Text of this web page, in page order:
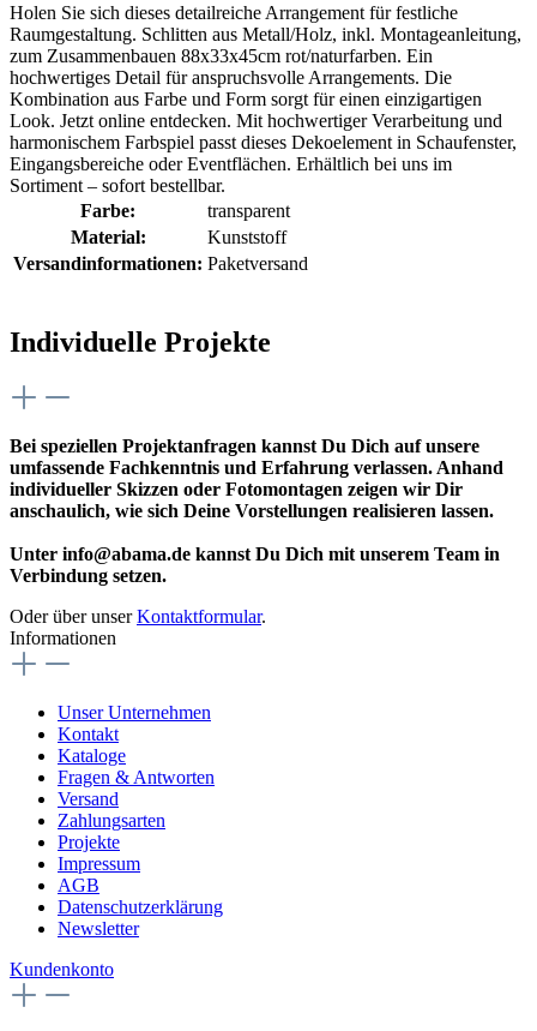
Holen Sie sich dieses detailreiche Arrangement für festliche
Raumgestaltung. Schlitten aus Metall/Holz, inkl. Montageanleitung,
zum Zusammenbauen 88x33x45cm rot/naturfarben. Ein
hochwertiges Detail für anspruchsvolle Arrangements. Die
Kombination aus Farbe und Form sorgt für einen einzigartigen
Look. Jetzt online entdecken. Mit hochwertiger Verarbeitung und
harmonischem Farbspiel passt dieses Dekoelement in Schaufenster,
Eingangsbereiche oder Eventflächen. Erhältlich bei uns im
Sortiment – sofort bestellbar.
Farbe:
transparent
Material:
Kunststoff
Versandinformationen: Paketversand
Individuelle Projekte
Bei speziellen Projektanfragen kannst Du Dich auf unsere
umfassende Fachkenntnis und Erfahrung verlassen. Anhand
individueller Skizzen oder Fotomontagen zeigen wir Dir
anschaulich, wie sich Deine Vorstellungen realisieren lassen.
Unter info@abama.de kannst Du Dich mit unserem Team in
Verbindung setzen.
Oder über unserKontaktformular.
Informationen
Unser Unternehmen
Kontakt
Kataloge
Fragen & Antworten
Versand
Zahlungsarten
Projekte
Impressum
AGB
Datenschutzerklärung
Newsletter
Kundenkonto